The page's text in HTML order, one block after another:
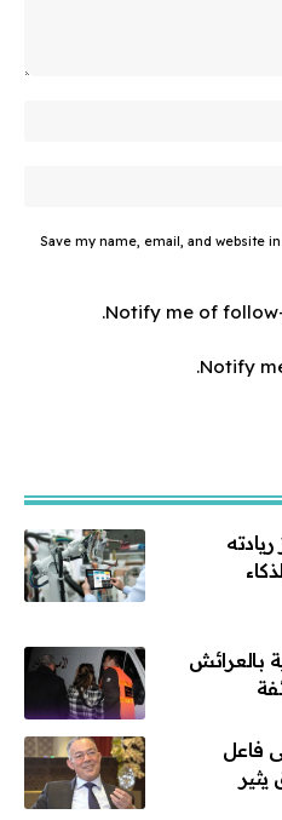
Save my name, email, and website
Notify me of
Notify
بالعرائش
فاعل